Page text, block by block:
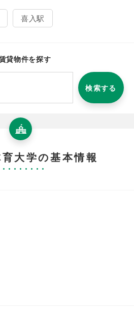
喜入駅
貸物件を探す
検索する
大学の基本情報